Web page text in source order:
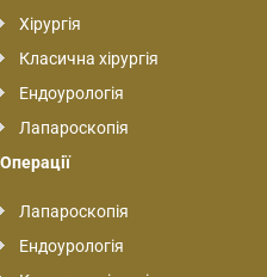
Хірургія
Класична хірургія
Ендоурологія
Лапароскопія
Операції
Лапароскопія
Ендоурологія